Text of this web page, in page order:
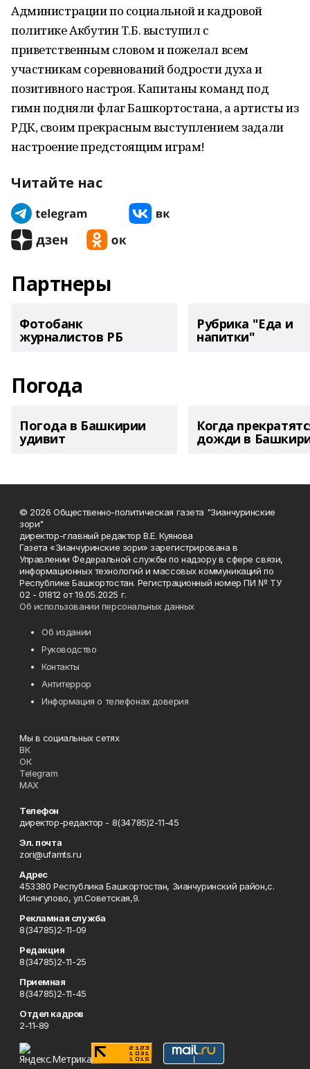
Администрации по социальной и кадровой
политике Акбутин Т.Б. выступил с
приветственным словом и пожелал всем
участникам соревнований бодрости духа и
позитивного настроя. Капитаны команд под
гимн подняли флаг Башкортостана, а артисты из
РДК, своим прекрасным выступлением задали
настроение предстоящим играм!
Читайте нас
Партнеры
Фотобанк
журналистов РБ
Рубрика "Еда и
напитки"
Погода
Погода в Башкирии
удивит
Когда
дожди в
© 2026 Общественно-политическая газета "Зианчуринские
зори"
директор-главный редактор В.Е. Куянова
Газета «Зианчуринские зори» зарегистрирована в
Управлении Федеральной службы по надзору в сфере связи,
информационных технологий и массовых коммуникаций по
Республике Башкортостан. Регистрационный номер ПИ № ТУ
02 - 01812 от 19.05.2025 г.
Об использовании персональных данных
Об издании
Руководство
Контакты
Антитеррор
Информация о телефонах доверия
Мы в социальных сетях
ВК
ОК
Telegram
MAX
Телефон
директор-редактор - 8(34785)2-11-45
Эл. почта
zori@ufamts.ru
Адрес
453380 Республика Башкортостан, Зианчуринский район,с.
Исянгулово, ул.Советская,9.
Рекламная служба
8(34785)2-11-09
Редакция
8(34785)2-11-25
Приемная
8(34785)2-11-45
Отдел кадров
2-11-89